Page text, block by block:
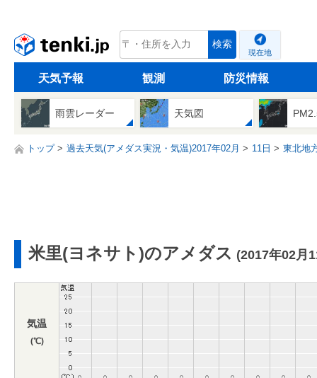
tenki.jp 検索
現在地
天気予報 観測 防災情報
雨雲レーダー 天気図
トップ 過去天気(アメダス実況・気温)2017年02月 11日 東北地
米里(ヨネサト)のアメダス (2017年02月
気温
(℃)